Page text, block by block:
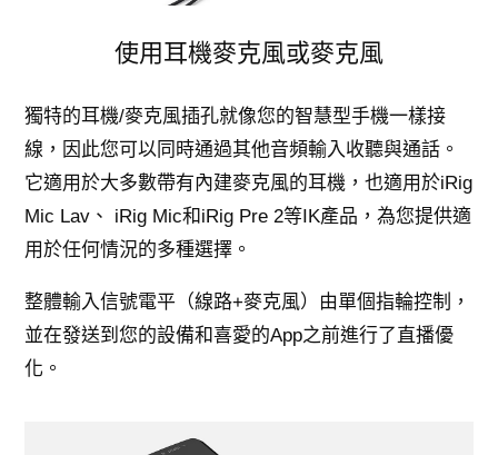
使用耳機麥克風或麥克風
獨特的耳機/麥克風插孔就像您的智慧型手機一樣接
線，因此您可以同時通過其他音頻輸入收聽與通話。
它適用於大多數帶有內建麥克風的耳機，也適用於iRig
Mic Lav、 iRig Mic和iRig Pre 2等IK產品，為您提供適
用於任何情況的多種選擇。
整體輸入信號電平（線路+麥克風）由單個指輪控制，
並在發送到您的設備和喜愛的App之前進行了直播優
化。